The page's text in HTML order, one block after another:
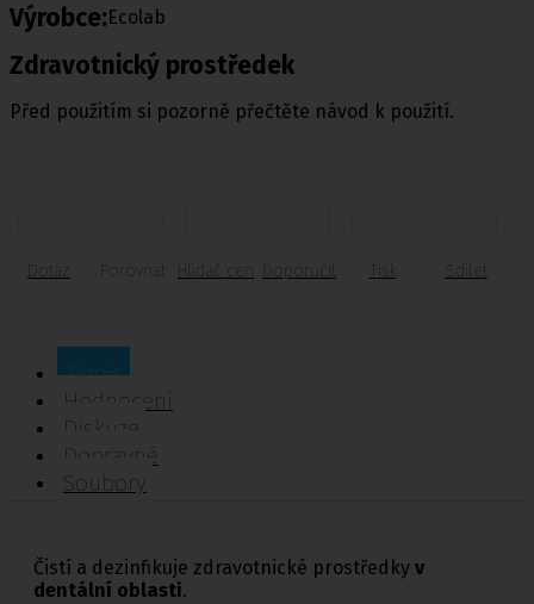
Výrobce:Ecolab
Zdravotnický prostředek
Před použitím si pozorně přečtěte návod k použití.
Dotaz Porovnat Doporučit Tisk Sdílet
Popis
Hodnocení
Diskuze
Dopravné
Soubory
Čistí a dezinfikuje zdravotnické prostředky v
dentální oblasti.